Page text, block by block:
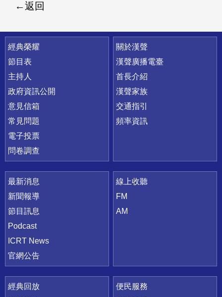
返回
快速連結
經典榮耀
節目表
主持人
政府資訊公開
意見信箱
常見問題
電子投票
問卷調查
關於漢聲
漢聲廣播電臺
首長介紹
漢聲家族
交通指引
頻率資訊
最新消息
新聞報導
節目訊息
Podcast
ICRT News
官網公告
線上收聽
FM
AM
經典回放
便民服務